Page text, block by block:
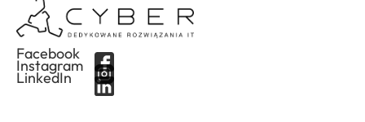
Facebook
Instagram
LinkedIn